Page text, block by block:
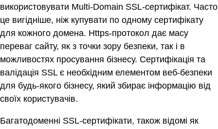
використовувати Multi-Domain SSL-сертифікат. Часто
це вигідніше, ніж купувати по одному сертифікату
для кожного домена. Нttps-протокол дає масу
переваг сайту, як з точки зору безпеки, так і в
можливостях просування бізнесу. Сертифікація та
валідація SSL є необхідним елементом веб-безпеки
для будь-якого бізнесу, який збирає інформацію від
своїх користувачів.
Багатодоменні SSL-сертифікати, також відомі як